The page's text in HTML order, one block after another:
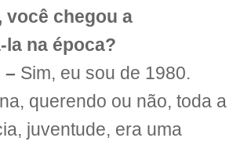
você chegou a
la na época?
– Sim, eu sou de 1980.
querendo ou não, toda a
juventude, era uma